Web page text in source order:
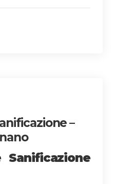
–
Sanificazione